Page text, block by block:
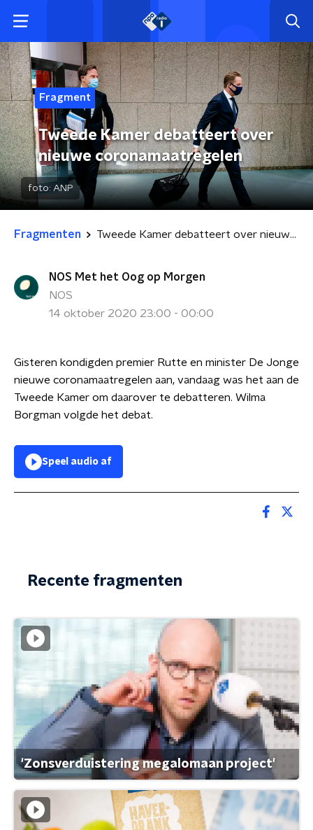
Fragment
Tweede Kamer debatteert over
nieuwe coronamaatregelen
foto: ANP
Fragmenten Tweede Kamer debatteert over nieuwe coronamaatregelen
NOS Met het Oog op Morgen
NOS
14 oktober 2020 23:00 - 00:00
Gisteren kondigden premier Rutte en minister De Jonge
nieuwe coronamaatregelen aan, vandaag was het aan de
Tweede Kamer om daarover te debatteren. Wilma
Borgman volgde het debat.
Speel audio af
Recente fragmenten
'Zonsverduistering megalomaan project'